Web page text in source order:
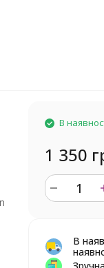
В
1 350
В